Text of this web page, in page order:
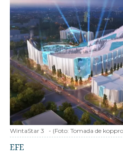
WintaStar 3 - (Foto: Tomada de
EFE